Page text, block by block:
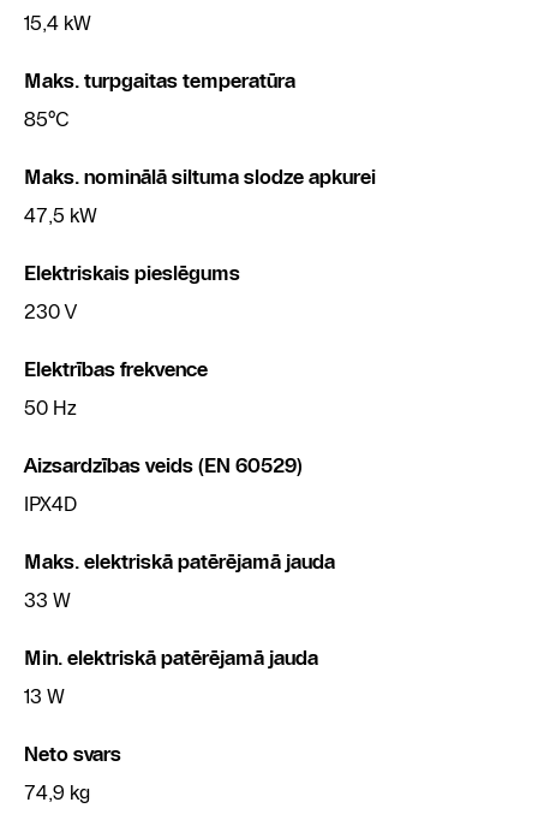
15,4 kW
Maks. turpgaitas temperatūra
85°C
Maks. nominālā siltuma slodze apkurei
47,5 kW
Elektriskais pieslēgums
230 V
Elektrības frekvence
50 Hz
Aizsardzības veids (EN 60529)
IPX4D
Maks. elektriskā patērējamā jauda
33 W
Min. elektriskā patērējamā jauda
13 W
Neto svars
74,9 kg